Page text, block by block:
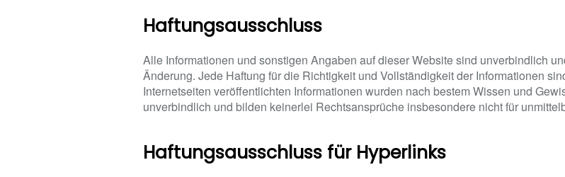
Haftungsausschluss
Alle Informationen und sonstigen Angaben auf dieser Website sind unverbindlich
Änderung. Jede Haftung für die Richtigkeit und Vollständigkeit der Informationen
Internetseiten veröffentlichten Informationen wurden nach bestem Wissen und
unverbindlich und bilden keinerlei Rechtsansprüche insbesondere nicht für
Haftungsausschluss für Hyperlinks